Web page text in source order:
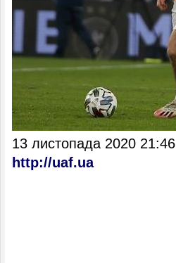
13 листопада 2020 21:46
http://uaf.ua